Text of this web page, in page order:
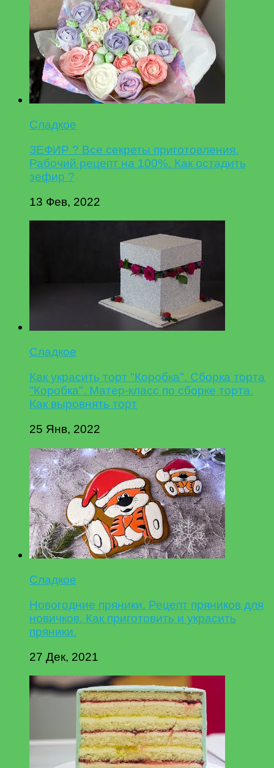
Сладкое
ЗЕФИР ? Все секреты приготовления.
Рабочий рецепт на 100%. Как остадить
зефир ?
13 Фев, 2022
Сладкое
Как украсить торт "Коробка". Сборка торта
"Коробка". Матер-класс по сборке торта.
Как выровнять торт
25 Янв, 2022
Сладкое
Новогодние пряники. Рецепт пряников для
новичков. Как приготовить и украсить
пряники.
27 Дек, 2021